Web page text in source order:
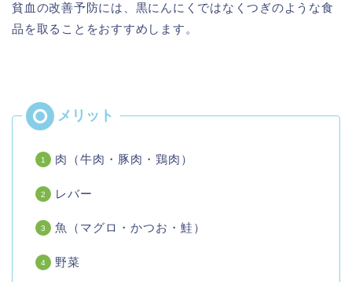
貧血の改善予防には、黒にんにくではなくつぎのような食
品を取ることをおすすめします。
肉（牛肉・豚肉・鶏肉）
レバー
魚（マグロ・かつお・鮭）
野菜